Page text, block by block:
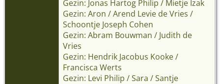
Gezin: Jonas Hartog Philip / Mietje Izak
Gezin: Aron / Arend Levie de Vries /
Schoontje Joseph Cohen
Gezin: Abram Bouwman / Judith de
Vries
Gezin: Hendrik Jacobus Kooke /
Francisca Werts
Gezin: Levi Philip / Sara / Santje